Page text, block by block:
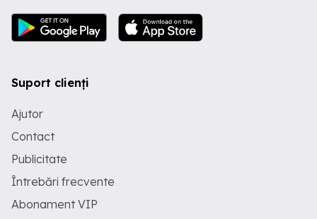
Suport clienți
Ajutor
Contact
Publicitate
Întrebări frecvente
Abonament VIP